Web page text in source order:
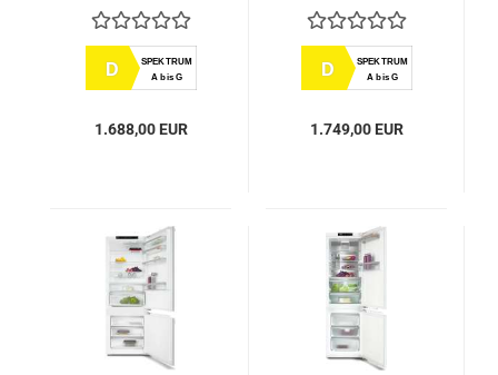
Softeinzug
D
SPEKTRUM
A bis G
1.688,00 EUR
unten, 177.2 x 55.8
cm, Flachscharnier
mit Softeinzug
D
SPEKTRUM
A bis G
1.749,00 EUR